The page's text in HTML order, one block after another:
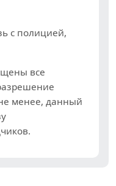
с полицией,
все
менее, данный